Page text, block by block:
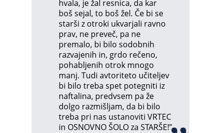
hvala, je žal resnica, da kar
boš sejal, to boš žel. Če bi se
starši z otroki ukvarjali ravno
prav, ne preveč, pa ne
premalo, bi bilo sodobnih
razvajenih in, grdo rečeno,
pohabljenih otrok mnogo
manj. Tudi avtoriteto učiteljev
bi bilo treba spet potegniti iz
naftalina, predvsem pa že
dolgo razmišljam, da bi bilo
treba pri nas ustanoviti VRTEC
in OSNOVNO ŠOLO za STARŠE!”